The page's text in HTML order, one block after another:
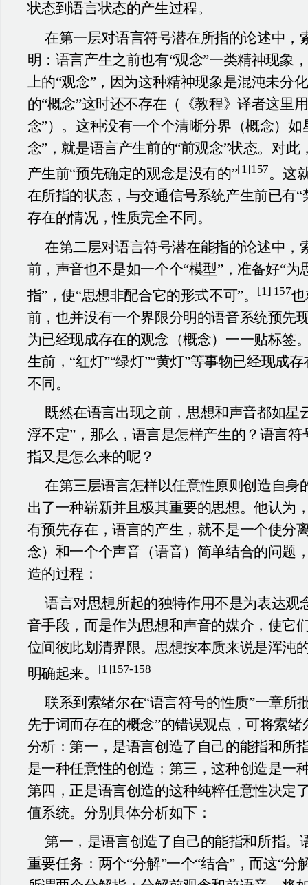
状态到语言状态的产生过程。
在第一层对语言符号潜在所指的论述中，
明：语言产生之前也有“观念”一类精神现象
上的“观念”，因为这种精神现象是混沌未分
的“概念”这时还不存在（《教程》译者这里
念”）。这种没有一个个清晰分界（概念）如
念”，就是语言产生前的“前观念”状态。对此
产生前“预先确定的观念是没有的”[1]157。这
在所指的状态，与交通信号系统产生前已有“
存在的情况，性质完全不同。
在第二层对语言符号潜在能指的论述中，
前，声音也不是如一个个“模型”，准备好“为
指”，使“思想非配合它的形式不可”。
[1] 157
前，也并没有一个界限分明的语音系统预先
为已经现成存在的观念（概念）一一贴标签
生前，“红灯”“绿灯”“黄灯”等事物已经现成
不同。
既然在语言出现之前，思想和声音都如星
浮不定”，那么，语言是怎样产生的？语言
指又是怎么来的呢？
在第三层语言怎样以任意性原则创造自身
出了一种崭新并且极其重要的思想。他认为
有预先存在，语言的产生，就不是一个使分
念）和一个个声音（语音）简单结合的问题
造的过程：
语言对思想所起的独特作用不是为表达观
音手段，而是作为思想和声音的媒介，使它
位间彼此划清界限。思想按本质来说是浑沌
明确起来。
[1]157-158
联系到索绪尔在“语言符号的性质”一章所
先于词而存在的概念”的错误观点，可将索
分析：第一，是语言创造了自己的能指和所
是一种任意性的创造；第三，这种创造是一
第四，正是语言创造的这种纯粹任意性决定
值系统。分别具体分析如下：
第一，是语言创造了自己的能指和所指。
重要任务：两个“分解”一个“结合”，而这“分